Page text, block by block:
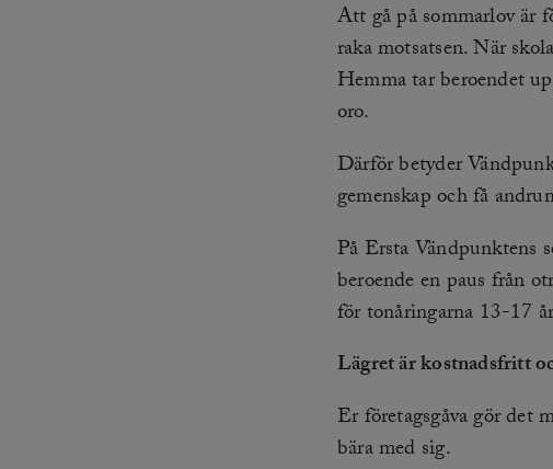
Att gå på sommarlov är
raka motsatsen. När
Hemma tar beroendet
oro.
Därför betyder
gemenskap och få
På Ersta Vändpunktens
beroende en paus från
för tonåringarna 13-17
Lägret är kostnadsfritt
Er företagsgåva gör det
bära med sig.